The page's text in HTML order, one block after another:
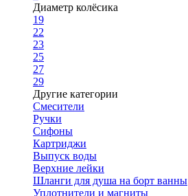
Диаметр колёсика
19
22
23
25
27
29
Другие категории
Смесители
Ручки
Сифоны
Картриджи
Выпуск воды
Верхние лейки
Шланги для душа на борт ванны
Уплотнители и магниты